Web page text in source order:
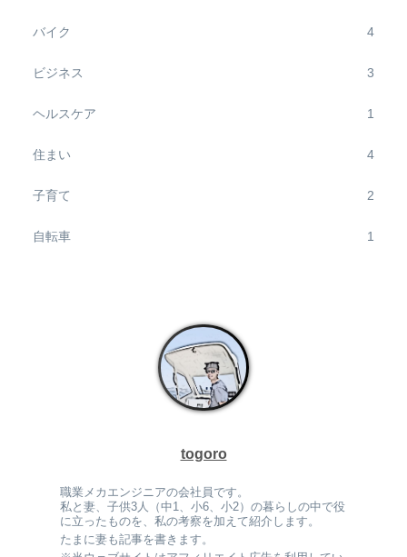
バイク 4
ビジネス 3
ヘルスケア 1
住まい 4
子育て 2
自転車 1
togoro
職業メカエンジニアの会社員です。
私と妻、子供3人（中1、小6、小2）の暮らしの中で役
に立ったものを、私の考察を加えて紹介します。
たまに妻も記事を書きます。